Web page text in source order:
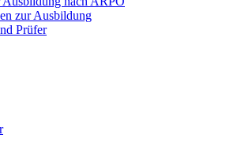
zur Ausbildung
Prüfer